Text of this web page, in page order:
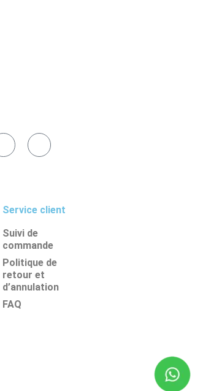
Service client
Suivi de
commande
Politique de
retour et
d’annulation
FAQ